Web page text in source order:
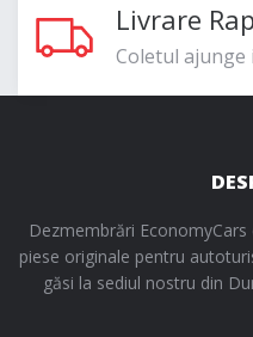
Livrare
Coletul ajunge
Dezmembrări
piese originale pentru
găsi la sediul nostru din